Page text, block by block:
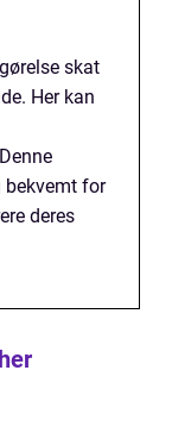
skat
Her kan
bekvemt for
deres